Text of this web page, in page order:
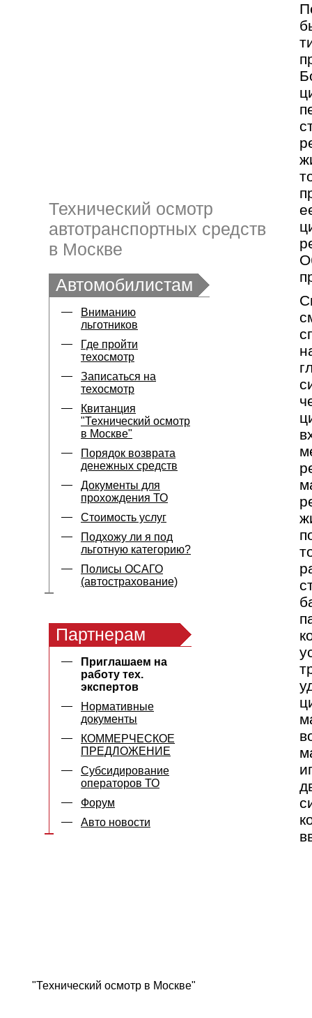
Технический осмотр
автотранспортных средств
в Москве
Автомобилистам
Вниманию
льготников
Где пройти
техосмотр
Записаться на
техосмотр
Квитанция
"Технический осмотр
в Москве"
Порядок возврата
денежных средств
Документы для
прохождения ТО
Стоимость услуг
Подхожу ли я под
льготную категорию?
Полисы ОСАГО
(автострахование)
Партнерам
Приглашаем на
работу тех.
экспертов
Нормативные
документы
КОММЕРЧЕСКОЕ
ПРЕДЛОЖЕНИЕ
Субсидирование
операторов ТО
Форум
Авто новости
"Технический осмотр в Москве"